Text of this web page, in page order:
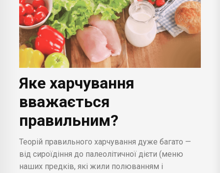
Яке харчування
вважається
правильним?
Теорій правильного харчування дуже багато —
від сироїдіння до палеолітичної дієти (меню
наших предків, які жили полюванням і